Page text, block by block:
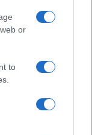
or
to
di
visita. Gli
iniziativa
a Gaza”,